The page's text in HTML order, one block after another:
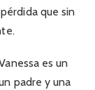
que sin
es un
padre y una